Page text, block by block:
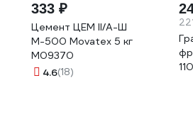
333 ₽
Цемент ЦЕМ II/А-Ш
М-500 Movatex 5 кг
М09370
4.6(18)